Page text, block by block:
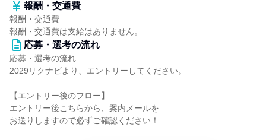
報酬・交通費
報酬・交通費
報酬・交通費は支給はありません。
応募・選考の流れ
応募・選考の流れ
2029リクナビより、エントリーしてください。
【エントリー後のフロー】
エントリー後こちらから、案内メールを
お送りしますので必ずご確認ください！